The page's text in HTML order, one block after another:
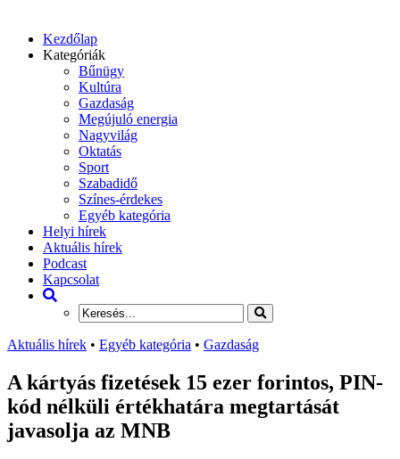
Kezdőlap
Kategóriák
Bűnügy
Kultúra
Gazdaság
Megújuló energia
Nagyvilág
Oktatás
Sport
Szabadidő
Színes-érdekes
Egyéb kategória
Helyi hírek
Aktuális hírek
Podcast
Kapcsolat
Aktuális hírek • Egyéb kategória • Gazdaság
A kártyás fizetések 15 ezer forintos, PIN-
kód nélküli értékhatára megtartását
javasolja az MNB